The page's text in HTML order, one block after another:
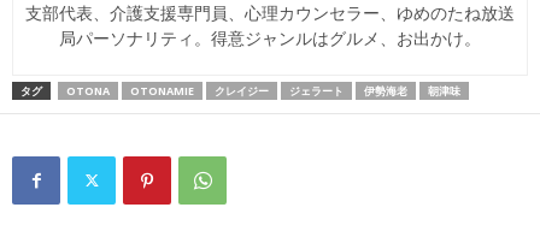
支部代表、介護支援専門員、心理カウンセラー、ゆめのたね放送
局パーソナリティ。得意ジャンルはグルメ、お出かけ。
タグ OTONA OTONAMIE クレイジー ジェラート 伊勢海老 朝津味